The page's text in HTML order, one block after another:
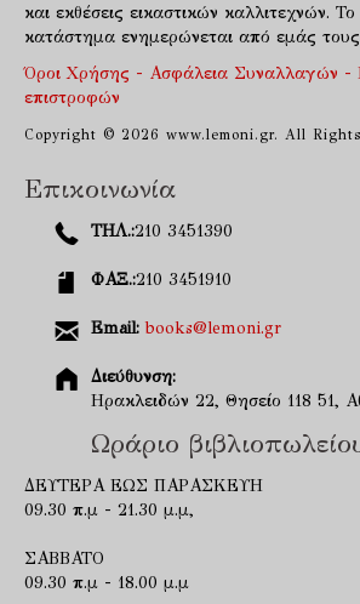
και εκθέσεις εικαστικών καλλιτεχνών.
κατάστημα ενημερώνεται από εμάς τους
Όροι Χρήσης - Ασφάλεια Συναλλαγών -
επιστροφών
Copyright © 2026 www.lemoni.gr. All Rights
Επικοινωνία
ΤΗΛ.:210 3451390
ΦΑΞ.:210 3451910
Email: books@lemoni.gr
Διεύθυνση:
Ηρακλειδών 22, Θησείο 118 51,
Ωράριο
ΔΕΥΤΕΡΑ ΕΩΣ ΠΑΡΑΣΚΕΥΗ
09.30 π.μ - 21.30 μ.μ,
ΣΑΒΒΑΤΟ
09.30 π.μ - 18.00 μ.μ